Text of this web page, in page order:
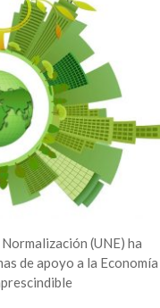
(UNE) ha
de apoyo a la Economía